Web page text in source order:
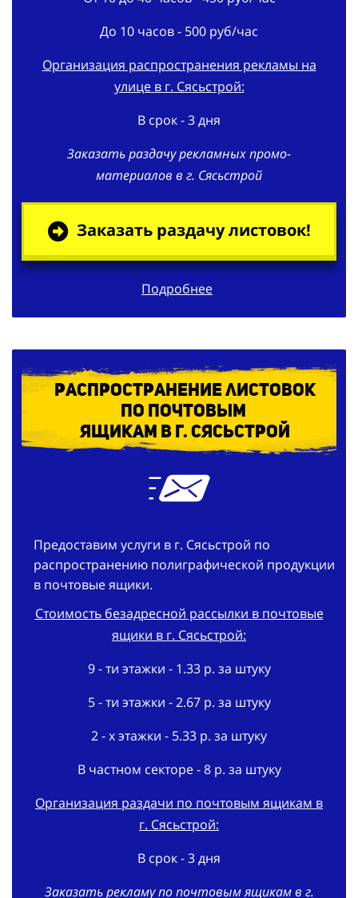
Организация распространения рекламы на
В срок - 3 дня
Заказать раздачу рекламных промо-
материалов в г. Сясьстрой
Заказать раздачу листовок!
Подробнее
Распространение листовок
попочтовым
ящикам в г. Сясьстрой
распространению полиграфической продукции
в почтовые ящики.
Стоимость безадресной рассылки в почтовые
ящики в г. Сясьстрой:
9 - ти этажки - 1.33 р. за штуку
5 - ти этажки - 2.67 р. за штуку
2 - х этажки - 5.33 р. за штуку
В частном секторе - 8 р. за штуку
Организация раздачи по почтовым ящикам в
В срок - 3 дня
Заказать рекламу по почтовым ящикам в г.